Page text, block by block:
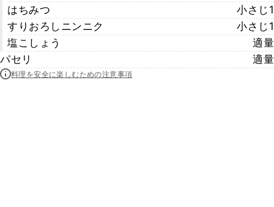
はちみつ
小さじ1
すりおろしニンニク
小さじ1
塩こしょう
適量
パセリ
適量
料理を安全に楽しむための注意事項